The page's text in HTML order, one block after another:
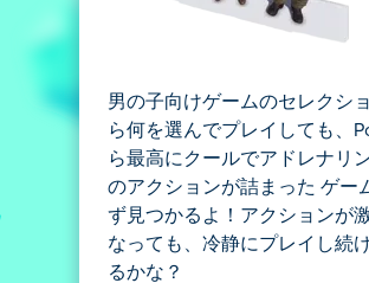
男の子向けゲームのセレクシ
ら何を選んでプレイしても、
ら最高にクールでアドレナリ
のアクションが詰まった ゲー
ず見つかるよ！アクションが
なっても、冷静にプレイし続
るかな？